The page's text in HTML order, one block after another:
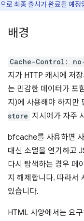
으로 최종 출시가 완료될 예정
배경
Cache-Control:
지가 HTTP 캐시에 저
는 민감한 데이터가 포
지)에 사용해야 하지만
store 지시어가 자주
bfcache를 사용하면
대신 소멸을 연기하고
다시 탐색하는 경우 페
지 해제합니다. 따라서
있습니다.
HTML 사양에서는 요